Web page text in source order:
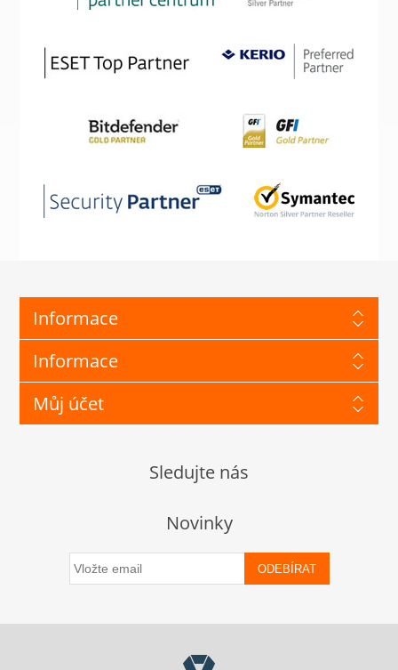
Informace
Informace
Můj účet
Sledujte nás
Novinky
ODEBÍRAT